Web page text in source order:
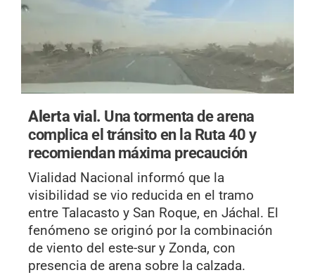
Alerta vial. Una tormenta de arena
complica el tránsito en la Ruta 40 y
recomiendan máxima precaución
Vialidad Nacional informó que la
visibilidad se vio reducida en el tramo
entre Talacasto y San Roque, en Jáchal. El
fenómeno se originó por la combinación
de viento del este-sur y Zonda, con
presencia de arena sobre la calzada.